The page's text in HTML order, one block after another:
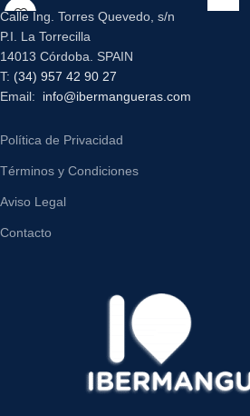
Calle Ing. Torres Quevedo, s/n
P.I. La Torrecilla
14013 Córdoba. SPAIN
T: (34) 957 42 90 27
Email: info@ibermangueras.com
Política de Privacidad
Términos y Condiciones
Aviso Legal
Contacto